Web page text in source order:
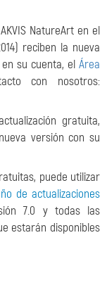
NatureArt en el
reciben la nueva
su cuenta, el Área
con nosotros:
gratuita,
versión con su
puede utilizar
de actualizaciones
7.0 y todas las
estarán disponibles